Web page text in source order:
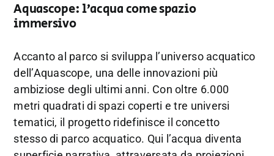
Aquascope: l’acqua come spazio
immersivo
Accanto al parco si sviluppa l’universo acquatico
dell’Aquascope, una delle innovazioni più
ambiziose degli ultimi anni. Con oltre 6.000
metri quadrati di spazi coperti e tre universi
tematici, il progetto ridefinisce il concetto
stesso di parco acquatico. Qui l’acqua diventa